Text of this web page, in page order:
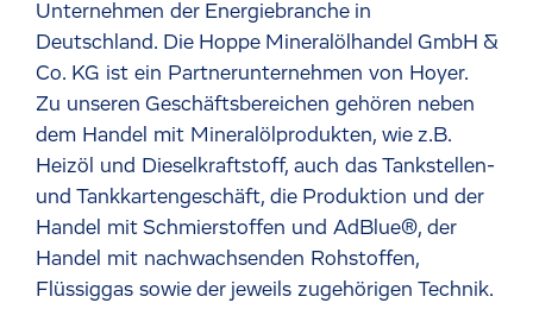
Unternehmen der Energiebranche in
Deutschland. Die Hoppe Mineralölhandel GmbH &
Co. KG ist ein Partnerunternehmen von Hoyer.
Zu unseren Geschäftsbereichen gehören neben
dem Handel mit Mineralölprodukten, wie z.B.
Heizöl und Dieselkraftstoff, auch das Tankstellen-
und Tankkartengeschäft, die Produktion und der
Handel mit Schmierstoffen und AdBlue®, der
Handel mit nachwachsenden Rohstoffen,
Flüssiggas sowie der jeweils zugehörigen Technik.